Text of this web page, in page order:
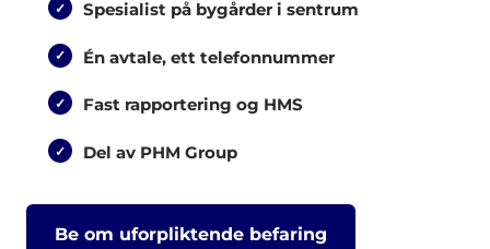
Spesialist på bygårder i sentrum
Én avtale, ett telefonnummer
Fast rapportering og HMS
Del av PHM Group
Be om uforpliktende befaring